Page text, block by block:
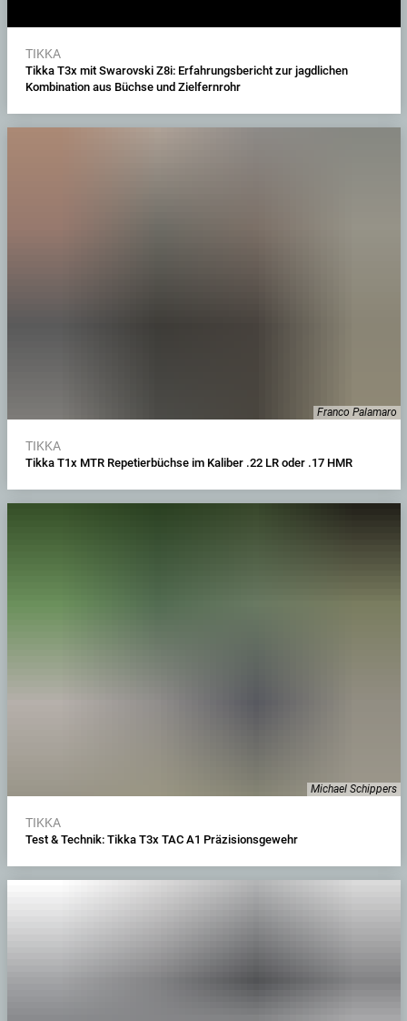
TIKKA
Tikka T3x mit Swarovski Z8i: Erfahrungsbericht zur jagdlichen
Kombination aus Büchse und Zielfernrohr
Franco Palamaro
TIKKA
Tikka T1x MTR Repetierbüchse im Kaliber .22 LR oder .17 HMR
Michael Schippers
TIKKA
Test & Technik: Tikka T3x TAC A1 Präzisionsgewehr